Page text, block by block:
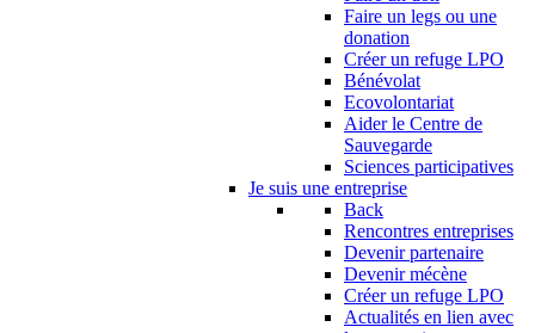
Faire un legs ou une
donation
Créer un refuge LPO
Bénévolat
Ecovolontariat
Aider le Centre de
Sauvegarde
Sciences participatives
Je suis une entreprise
Back
Rencontres entreprises
Devenir partenaire
Devenir mécène
Créer un refuge LPO
Actualités en lien avec